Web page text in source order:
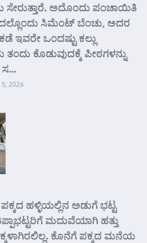
ಸೇರುತ್ತಾರೆ. ಅದೊಂದು ಪಂಚಾಯಿತಿ
ಸಿಮೆಂಟ್ ಬೆಂಚು, ಅದರ
ಇವರೇ ಒಂದಷ್ಟು ಕಲ್ಲು
ತಂದು ಕೊಡುವುದಕ್ಕೆ ಪೀಠಗಳನ್ನು
5, 2026
ಹಳ್ಳಿಯಲ್ಲಿನ ಅಡುಗೆ ಭಟ್ಟ
ಮದುವೆಯಾಗಿ ಹತ್ತು
ಕೊನೆಗೆ ಪಕ್ಕದ ಮನೆಯ